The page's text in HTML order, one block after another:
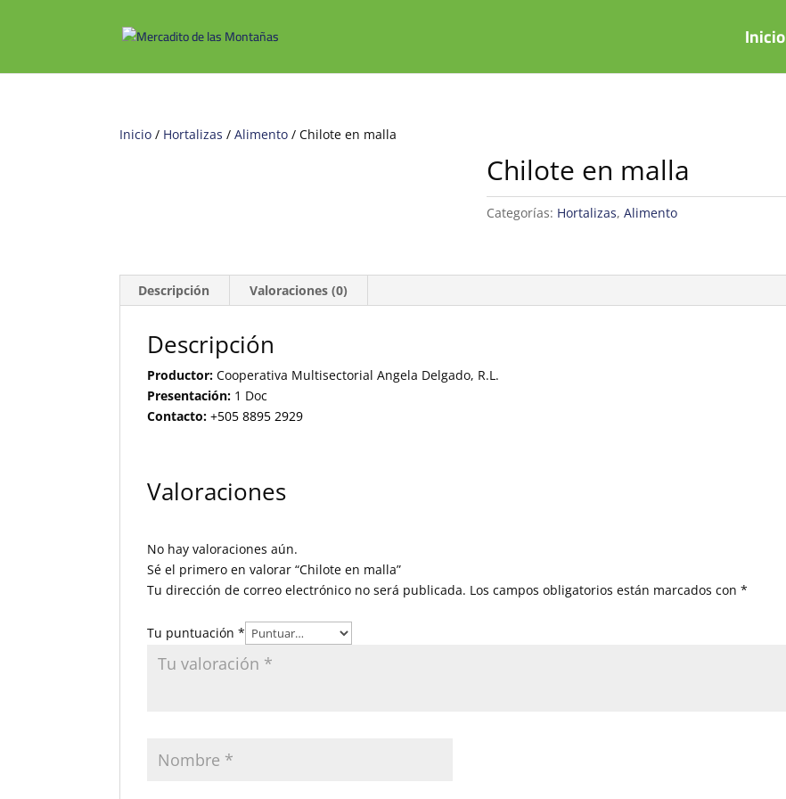
Inicio
Inicio / Hortalizas /Alimento / Chilote en malla
Chilote en malla
Categorías: Hortalizas,Alimento
Descripción Valoraciones (0)
Descripción
Productor: Cooperativa Multisectorial Angela Delgado, R.L.
Presentación: 1 Doc
Contacto: +505 8895 2929
Valoraciones
No hay valoraciones aún.
Sé el primero en valorar “Chilote en malla”
Tu dirección de correo electrónico no será publicada. Los campos obligatorios están marcados con*
Tu puntuación*